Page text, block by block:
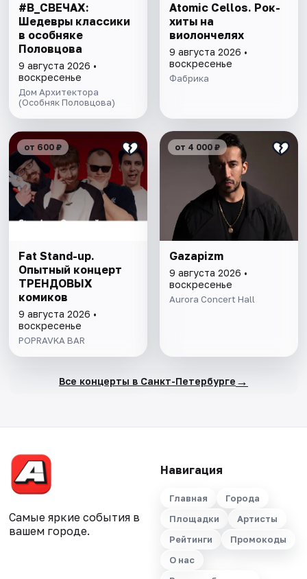
#В_СВЕЧАХ:
Шедевры классики
в особняке
Половцова
9 августа 2026 •
воскресенье
Дом Архитектора
(Особняк Половцова)
Atomic Cellos. Рок-
хиты на
виолончелях
9 августа 2026 •
воскресенье
Фабрика
от 600 ₽
Fat Stand-up.
Опытный концерт
ТРЕНДОВЫХ
комиков
9 августа 2026 •
воскресенье
POPRAVKA BAR
от 4 000 ₽
Gazapizm
9 августа 2026 •
воскресенье
Aurora Concert Hall
Все концерты в Санкт-Петербурге →
Самые яркие события в
вашем городе.
Навигация
Главная
Города
Площадки
Артисты
Рейтинги
Промокоды
О нас